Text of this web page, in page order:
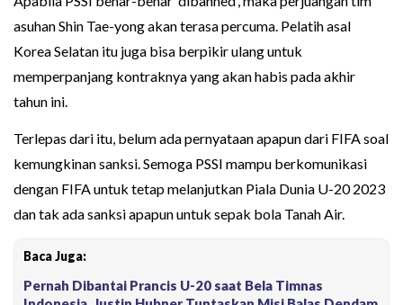
asuhan Shin Tae-yong akan terasa percuma. Pelatih asal
Korea Selatan itu juga bisa berpikir ulang untuk
memperpanjang kontraknya yang akan habis pada akhir
tahun ini.
Terlepas dari itu, belum ada pernyataan apapun dari FIFA soal
kemungkinan sanksi. Semoga PSSI mampu berkomunikasi
dengan FIFA untuk tetap melanjutkan Piala Dunia U-20 2023
dan tak ada sanksi apapun untuk sepak bola Tanah Air.
Baca Juga:
Pernah Dibantai Prancis U-20 saat Bela Timnas